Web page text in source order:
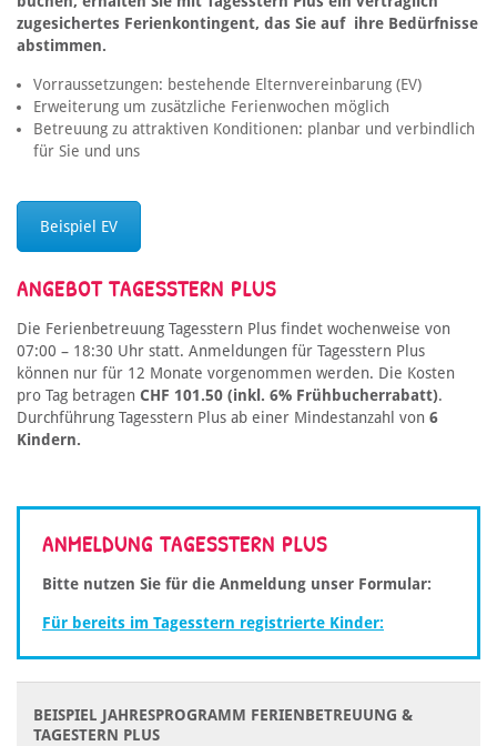
zugesichertes Ferienkontingent, das Sie auf ihre Bedürfnisse
abstimmen.
Vorraussetzungen: bestehende Elternvereinbarung (EV)
Erweiterung um zusätzliche Ferienwochen möglich
Betreuung zu attraktiven Konditionen: planbar und verbindlich
für Sie und uns
Beispiel EV
ANGEBOT TAGESSTERN PLUS
Die Ferienbetreuung Tagesstern Plus findet wochenweise von
07:00 – 18:30 Uhr statt. Anmeldungen für Tagesstern Plus
können nur für 12 Monate vorgenommen werden. Die Kosten
pro Tag betragen CHF 101.50 (inkl. 6% Frühbucherrabatt).
Durchführung Tagesstern Plus ab einer Mindestanzahl von 6
Kindern.
ANMELDUNG TAGESSTERN PLUS
Bitte nutzen Sie für die Anmeldung unser Formular:
Für bereits im Tagesstern registrierte Kinder:
BEISPIEL JAHRESPROGRAMM FERIENBETREUUNG &
TAGESTERN PLUS